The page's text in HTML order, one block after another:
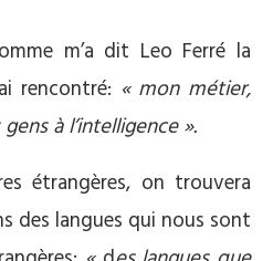
m’a dit Leo Ferré la
rencontré: « mon métier,
à l’intelligence ».
étrangères, on trouvera
des langues qui nous sont